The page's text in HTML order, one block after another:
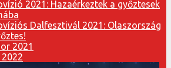
2021: Hazaérkeztek a győztesek
Dalfesztivál 2021: Olaszország
2021